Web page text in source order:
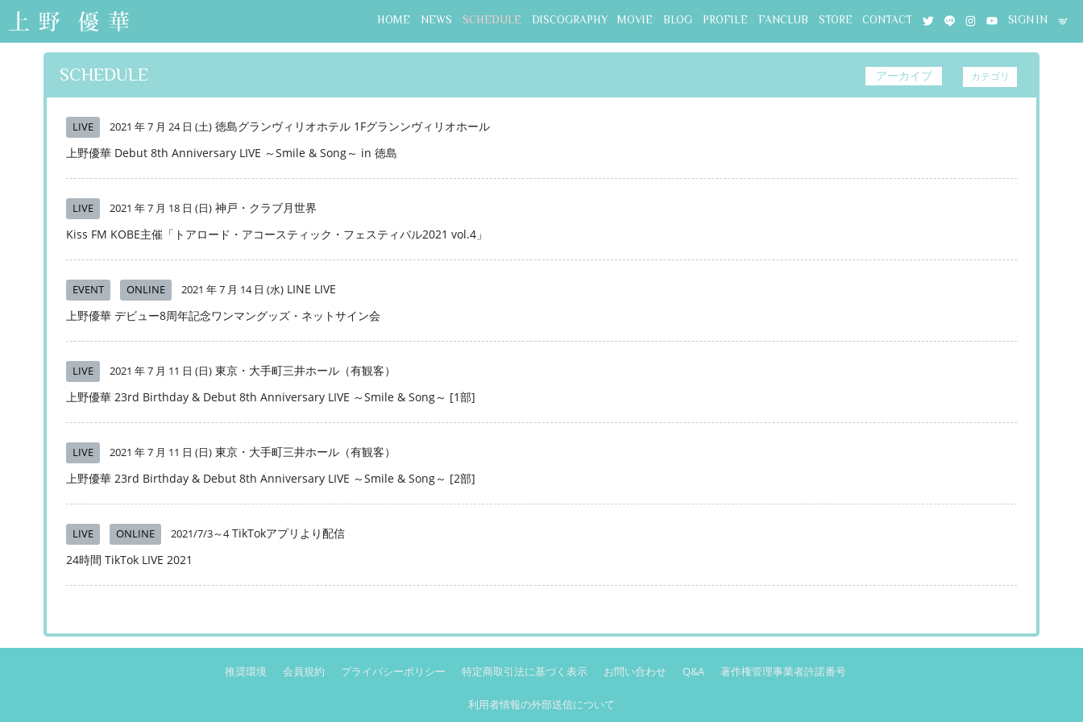
上野優華 オフィシ
ャルサイト-Yuuka
Ueno Official Web
HOME NEWS SCHEDULE DISCOGRAPHY MOVIE BLOG PROFILE FANCLUB STORE CONTACT SIGN IN
SCHEDULE カテゴリ
アーカイブ
LIVE 2021 年 7 月 24 日 (土) 徳島グランヴィリオホテル 1Fグランンヴィリオホール
上野優華 Debut 8th Anniversary LIVE ～Smile & Song～ in 徳島
LIVE 2021 年 7 月 18 日 (日) 神戸・クラブ月世界
Kiss FM KOBE主催「トアロード・アコースティック・フェスティバル2021 vol.4」
EVENT ONLINE 2021 年 7 月 14 日 (水) LINE LIVE
上野優華 デビュー8周年記念ワンマングッズ・ネットサイン会
LIVE 2021 年 7 月 11 日 (日) 東京・大手町三井ホール（有観客）
上野優華 23rd Birthday & Debut 8th Anniversary LIVE ～Smile & Song～ [1部]
LIVE 2021 年 7 月 11 日 (日) 東京・大手町三井ホール（有観客）
上野優華 23rd Birthday & Debut 8th Anniversary LIVE ～Smile & Song～ [2部]
LIVE ONLINE 2021/7/3～4 TikTokアプリより配信
24時間 TikTok LIVE 2021
推奨環境 会員規約 プライバシーポリシー 特定商取引法に基づく表示 お問い合わせ Q&A 著作権管理事業者許諾番号
利用者情報の外部送信について